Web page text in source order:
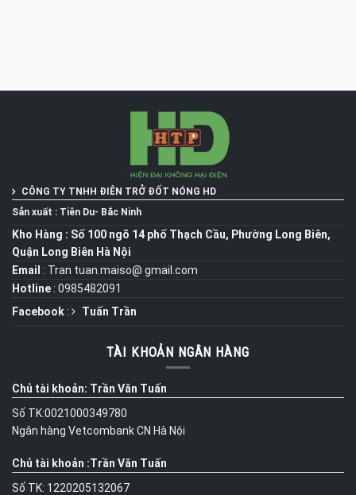
CÔNG TY TNHH ĐIÊN TRỞ ĐỐT NÓNG HD
Sản xuất : Tiên Du- Bắc Ninh
Kho Hàng : Số 100 ngõ 14 phố Thạch Cầu, Phường Long Biên,
Quận Long Biên Hà Nội
Email : Tran tuan.maiso@ gmail.com
Hotline : 0985482091
Facebook : Tuấn Trần
TÀI KHOẢN NGÂN HÀNG
Chủ tài khoản: Trần Văn Tuấn
Số TK:0021000349780
Ngân hàng Vetcombank CN Hà Nội
Chủ tài khoản :Trần Văn Tuấn
Số TK: 1220205132067